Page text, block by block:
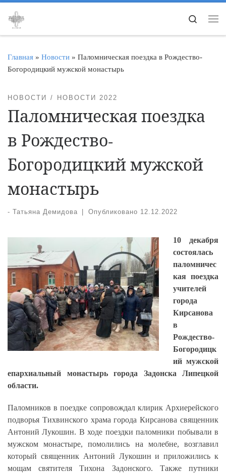
Перейти к содержимому
Search
Главная » Новости » Паломническая поездка в Рождество-
Богородицкий мужской монастырь
НОВОСТИ НОВОСТИ 2022
Паломническая поездка
в Рождество-
Богородицкий мужской
монастырь
- Татьяна Демидова Опубликовано 12.12.2022
10 декабря
состоялась
паломничес
кая поездка
учителей
города
Кирсанова
в
Рождество-
Богородицк
ий мужской
епархиальный монастырь города Задонска Липецкой
области.
Паломников в поездке сопровождал клирик Архиерейского
подворья Тихвинского храма города Кирсанова священник
Антоний Лукошин. В ходе поездки паломники побывали в
мужском монастыре, помолились на молебне, возглавил
который священник Антоний Лукошин и приложились к
мощам святителя Тихона Задонского. Также путники